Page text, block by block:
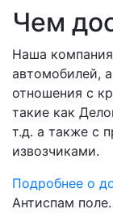
Чем
Наша
автомобилей,
отношения с
такие как
т.д. а также с
извозчиками.
Подробнее о
Антиспам